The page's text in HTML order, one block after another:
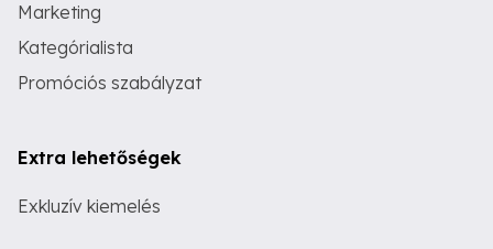
Marketing
Kategórialista
Promóciós szabályzat
Extra lehetőségek
Exkluzív kiemelés